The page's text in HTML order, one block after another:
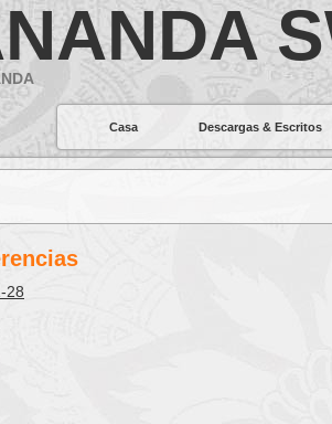
Casa Descargas & Escritos
28